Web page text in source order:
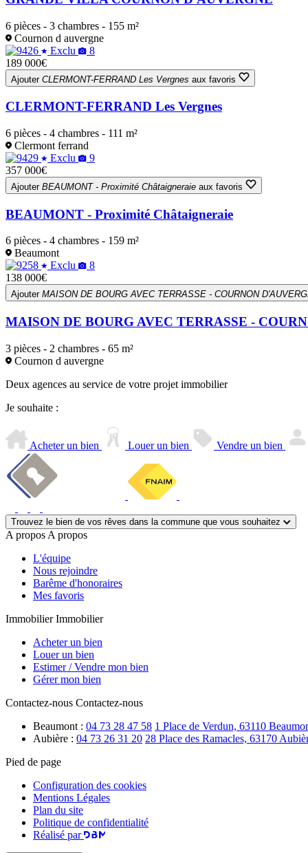
6 pièces - 3 chambres - 155 m²
Cournon d auvergne
Exclu
8
189 000€
Ajouter CLERMONT-FERRAND Les Vergnes aux favoris
CLERMONT-FERRAND Les Vergnes
6 pièces - 4 chambres - 111 m²
Clermont ferrand
Exclu
9
357 000€
Ajouter BEAUMONT - Proximité Châtaigneraie aux favoris
BEAUMONT - Proximité Châtaigneraie
6 pièces - 4 chambres - 159 m²
Beaumont
Exclu
8
138 000€
Ajouter MAISON DE BOURG AVEC TERRASSE - COURNON
MAISON DE BOURG AVEC TERRASSE -
3 pièces - 2 chambres - 65 m²
Cournon d auvergne
Deux agences au service de votre projet immobilier
Je souhaite :
Acheter un bien Louer un bien Vendre un bien
Trouvez le bien de vos rêves dans la commune que vous souhaitez
A propos A propos
L'équipe
Nous rejoindre
Barême d'honoraires
Mes favoris
Immobilier Immobilier
Acheter un bien
Louer un bien
Estimer / Vendre mon bien
Gérer mon bien
Contactez-nous Contactez-nous
Beaumont : 04 73 28 47 58 1 Place de Verdun, 63110
Aubière : 04 73 26 31 20 28 Place des Ramacles, 63170
Pied de page
Configuration des cookies
Mentions Légales
Plan du site
Politique de confidentialité
Réalisé par